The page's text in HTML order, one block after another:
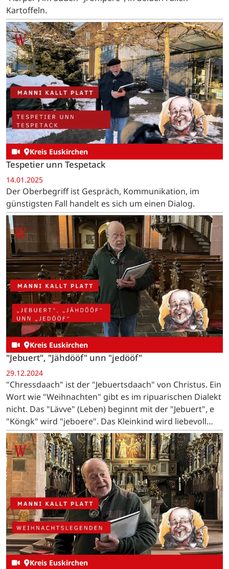
Kartoffeln.
Kreis Euskirchen
Tespetier unn Tespetack
14.01.2025
Der Oberbegriff ist Gespräch, Kommunikation, im
günstigsten Fall handelt es sich um einen Dialog.
Kreis Euskirchen
"Jebuert", "Jähdööf" unn "jedööf"
29.12.2024
"Chressdaach" ist der "Jebuertsdaach" von Christus. Ein
Wort wie "Weihnachten" gibt es im ripuarischen Dialekt
nicht. Das "Lävve" (Leben) beginnt mit der "Jebuert", e
"Köngk" wird "jeboere". Das Kleinkind wird liebevoll
"Ditz" oder "Ditzje" genannt. …
Kreis Euskirchen